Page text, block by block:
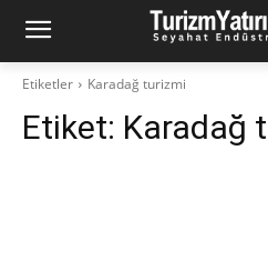
Etiketler Karadağ turizmi
Etiket: Karadağ